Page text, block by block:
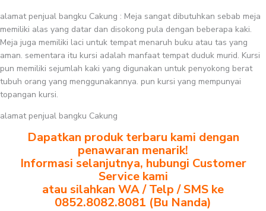
alamat penjual bangku Cakung : Meja sangat dibutuhkan sebab meja
memiliki alas yang datar dan disokong pula dengan beberapa kaki.
Meja juga memiliki laci untuk tempat menaruh buku atau tas yang
aman. sementara itu kursi adalah manfaat tempat duduk murid. Kursi
pun memiliki sejumlah kaki yang digunakan untuk penyokong berat
tubuh orang yang menggunakannya. pun kursi yang mempunyai
topangan kursi.
alamat penjual bangku Cakung
Dapatkan produk terbaru kami dengan
penawaran menarik!
Informasi selanjutnya, hubungi Customer
Service kami
atau silahkan WA / Telp / SMS ke
0852.8082.8081 (Bu Nanda)